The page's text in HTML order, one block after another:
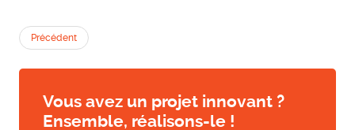
Précédent
Vous avez un projet innovant ?
Ensemble, réalisons-le !